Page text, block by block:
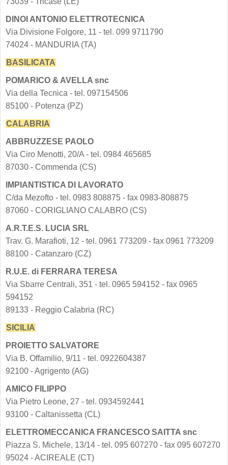
DINOI ANTONIO ELETTROTECNICA
Via Divisione Folgore, 11 - tel. 099 9711790
74024 - MANDURIA (TA)
BASILICATA
POMARICO & AVELLA snc
Via della Tecnica - tel. 097154506
85100 - Potenza (PZ)
CALABRIA
ABBRUZZESE PAOLO
Via Ciro Menotti, 20/A - tel. 0984 465685
87030 - Commenda (CS)
IMPIANTISTICA DI LAVORATO
C/da Mezofto - tel. 0983 808875 - fax 0983-808875
87060 - CORIGLIANO CALABRO (CS)
A.R.T.E.S. LUCIA SRL
Trav. G. Marafioti, 12 - tel. 0961 773209 - fax 0961 773209
88100 - Catanzaro (CZ)
R.U.E. di FERRARA TERESA
Via Sbarre Centrali, 351 - tel. 0965 594152 - fax 0965
594152
89133 - Reggio Calabria (RC)
SICILIA
PROIETTO SALVATORE
Via B. Offamilio, 9/11 - tel. 0922604387
92100 - Agrigento (AG)
AMICO FILIPPO
Via Pietro Leone, 27 - tel. 0934592441
93100 - Caltanissetta (CL)
ELETTROMECCANICA FRANCESCO SAITTA snc
Piazza S. Michele, 13/14 - tel. 095 607270 - fax 095 607270
95024 - ACIREALE (CT)